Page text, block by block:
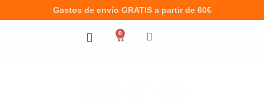
Gastos de envío GRATIS a partir de 60€
0